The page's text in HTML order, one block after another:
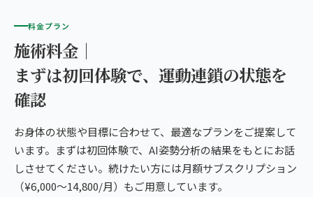
料金プラン
施術料金｜
まずは初回体験で、運動連鎖の状態を
確認
お身体の状態や目標に合わせて、最適なプランをご提案して
います。まずは初回体験で、AI姿勢分析の結果をもとにお話
しさせてください。続けたい方には月額サブスクリプション
（¥6,000〜14,800/月）もご用意しています。